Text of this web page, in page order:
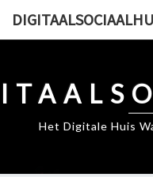
Het Digitale Huis